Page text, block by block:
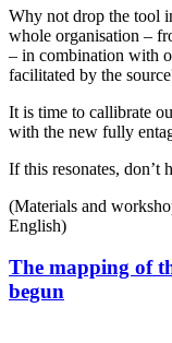
Why not drop the tool
whole organisation –
– in combination with
facilitated by the
It is time to callibrate
with the new fully
If this resonates, don’t
(Materials and
English)
Posted
on
The mapping of
begun